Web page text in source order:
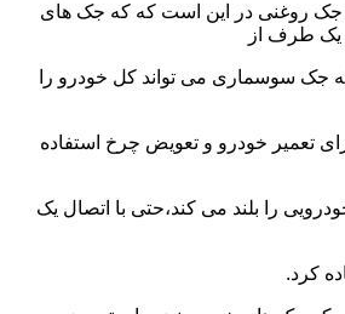
روغنی در این است که که جک های
یک طرف از
جک سوسماری می تواند کل خودرو را
تعمیر خودرو و تعویض چرخ استفاده
را بلند می کند،حتی با اتصال یک
کرد.